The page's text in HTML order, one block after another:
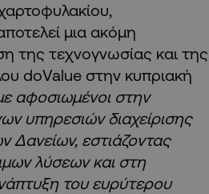
μια ακόμη
της τεχνογνωσίας και της
doValue στην κυπριακή
αφοσιωμένοι στην
υπηρεσιών διαχείρισης
εστιάζοντας
λύσεων και στη
του ευρύτερου